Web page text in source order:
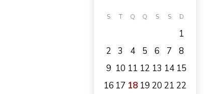
S T Q Q S S D
1
2
3 4 5 6 7
8
9 10 11 12 13 14 15
16 17 18 19 20 21 22